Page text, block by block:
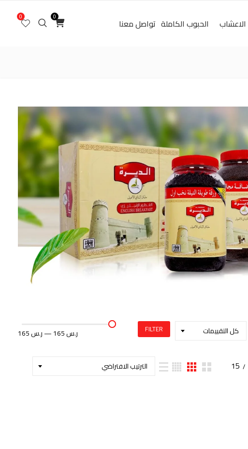
الاعشاب الحبوب الكاملة تواصل معنا 0
0
كل التقييمات 165 ر.س— 165 ر.س FILTER
15 الترتيب الافتراضي